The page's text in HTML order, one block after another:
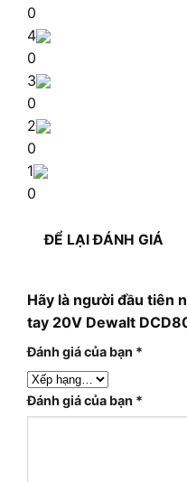
0
4
0
3
0
2
0
1
0
ĐỂ LẠI ĐÁNH GIÁ
Hãy là người đầu tiên
tay 20V Dewalt
Đánh giá của bạn *
Đánh giá của bạn *